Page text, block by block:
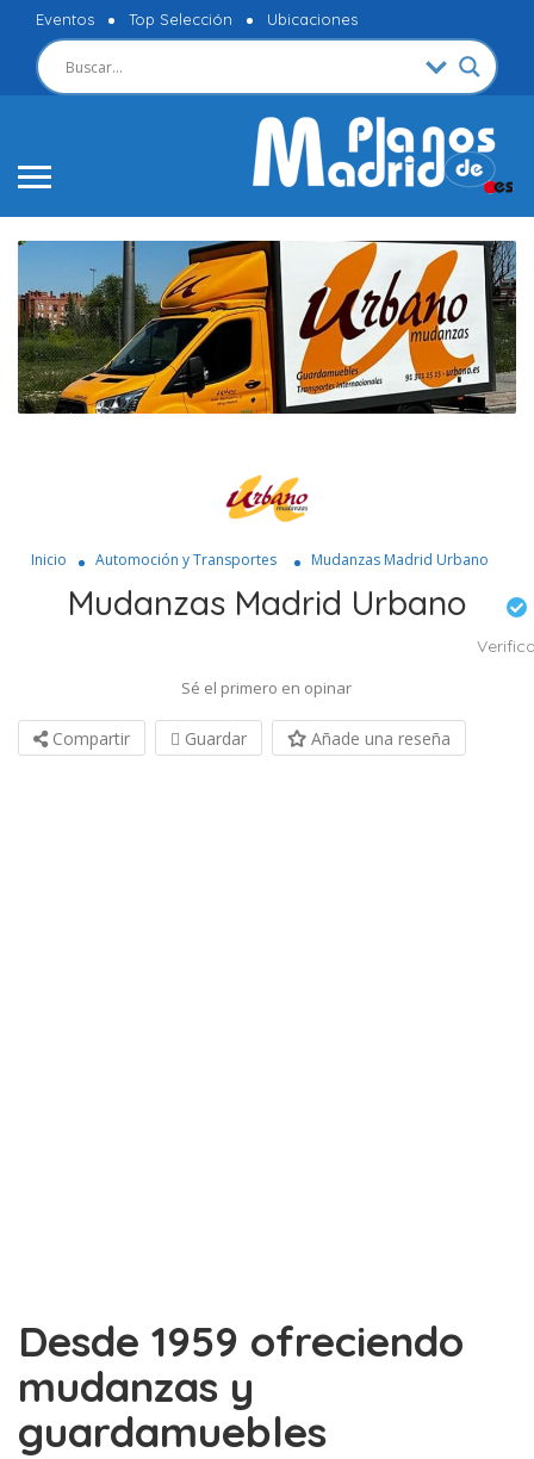
Eventos Top Selección Ubicaciones
Inicio Automoción y Transportes Mudanzas Madrid Urbano
Mudanzas Madrid Urbano
Sé el primero en opinar
Compartir Guardar Añade una reseña
Desde 1959 ofreciendo
mudanzas y
guardamuebles